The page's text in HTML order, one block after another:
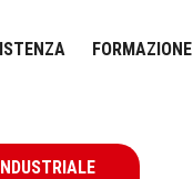
FORMAZIONE